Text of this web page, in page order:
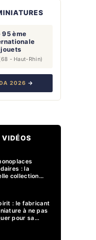
95 ème
- Haut-Rhin)
2026 →
VIDÉOS
: la
collection
: le fabricant
à ne pas
pour sa